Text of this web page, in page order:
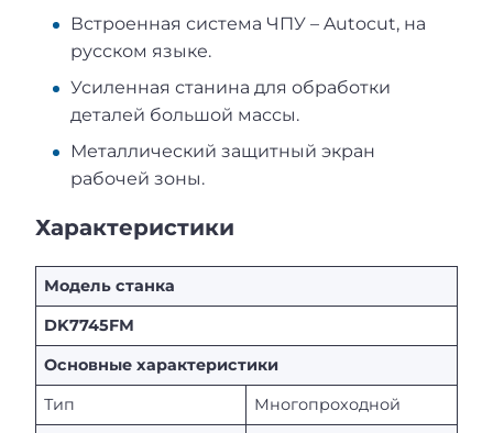
Встроенная система ЧПУ – Autocut, на
русском языке.
Усиленная станина для обработки
деталей большой массы.
Металлический защитный экран
рабочей зоны.
Характеристики
Модель станка
DK7745FМ
Основные характеристики
Тип
Многопроходной